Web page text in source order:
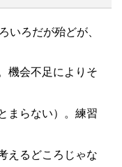
いろだが殆どが、
機会不足によりそ
まらない）。練習
えるどころじゃな